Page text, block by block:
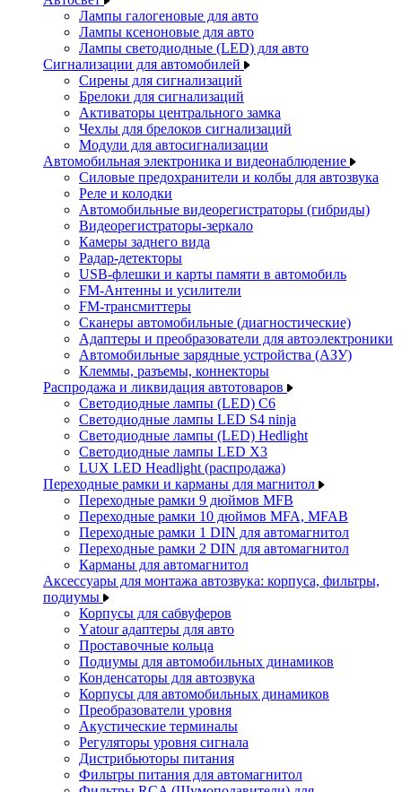
Лампы галогеновые для авто
Лампы ксеноновые для авто
Лампы светодиодные (LED) для авто
Сигнализации для автомобилей
Сирены для сигнализаций
Брелоки для сигнализаций
Активаторы центрального замка
Чехлы для брелоков сигнализаций
Модули для автосигнализации
Автомобильная электроника и видеонаблюдение
Силовые предохранители и колбы для автозвука
Реле и колодки
Автомобильные видеорегистраторы (гибриды)
Видеорегистраторы-зеркало
Камеры заднего вида
Радар-детекторы
USB-флешки и карты памяти в автомобиль
FM-Антенны и усилители
FM-трансмиттеры
Сканеры автомобильные (диагностические)
Адаптеры и преобразователи для автоэлектроники
Автомобильные зарядные устройства (АЗУ)
Клеммы, разъемы, коннекторы
Распродажа и ликвидация автотоваров
Светодиодные лампы (LED) C6
Светодиодные лампы LED S4 ninja
Светодиодные лампы (LED) Hedlight
Светодиодные лампы LED X3
LUX LED Headlight (распродажа)
Переходные рамки и карманы для магнитол
Переходные рамки 9 дюймов MFB
Переходные рамки 10 дюймов MFA, MFAB
Переходные рамки 1 DIN для автомагнитол
Переходные рамки 2 DIN для автомагнитол
Карманы для автомагнитол
Аксессуары для монтажа автозвука: корпуса, фильтры,
подиумы
Корпусы для сабвуферов
Yаtour адаптеры для авто
Проставочные кольца
Подиумы для автомобильных динамиков
Конденсаторы для автозвука
Корпусы для автомобильных динамиков
Преобразователи уровня
Акустические терминалы
Регуляторы уровня сигнала
Дистрибьюторы питания
Фильтры питания для автомагнитол